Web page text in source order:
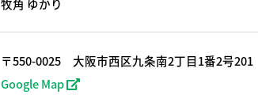
牧角 ゆかり
〒550-0025 大阪市西区九条南2丁目1番2号201
Google Map